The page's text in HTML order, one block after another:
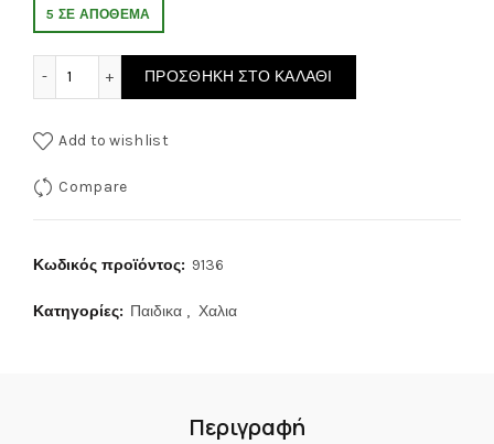
5 ΣΕ ΑΠΌΘΕΜΑ
ΠΡΟΣΘΉΚΗ ΣΤΟ ΚΑΛΆΘΙ
Add to wishlist
Compare
Κωδικός προϊόντος: 9136
Κατηγορίες: Παιδικα , Χαλια
Περιγραφή